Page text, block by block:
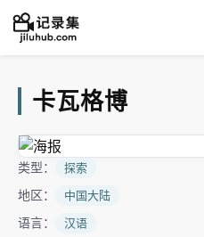
卡瓦格博
类型： 探索
地区： 中国大陆
语言： 汉语